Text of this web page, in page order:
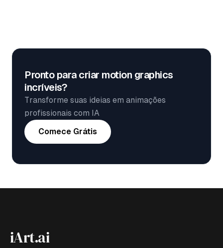
Pronto para criar motion graphics
incríveis?
Transforme suas ideias em animações
profissionais com IA
Comece Grátis
iArt.ai